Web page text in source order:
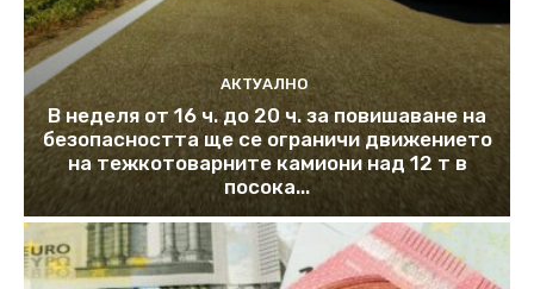
АКТУАЛНО
В неделя от 16 ч. до 20 ч. за повишаване на
безопасността ще се ограничи движението
на тежкотоварните камиони над 12 т в
посока...